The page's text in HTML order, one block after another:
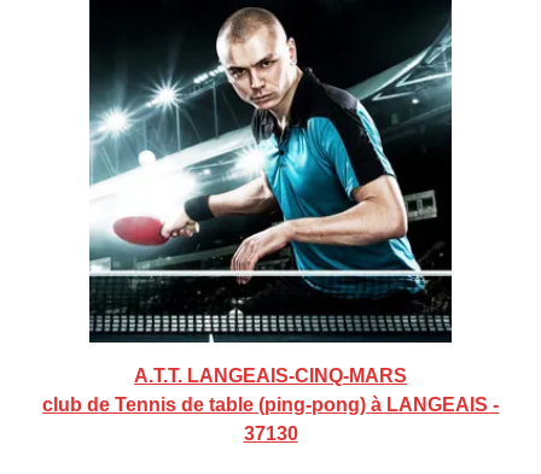
A.T.T. LANGEAIS-CINQ-MARS
club de Tennis de table (ping-pong) à LANGEAIS -
37130